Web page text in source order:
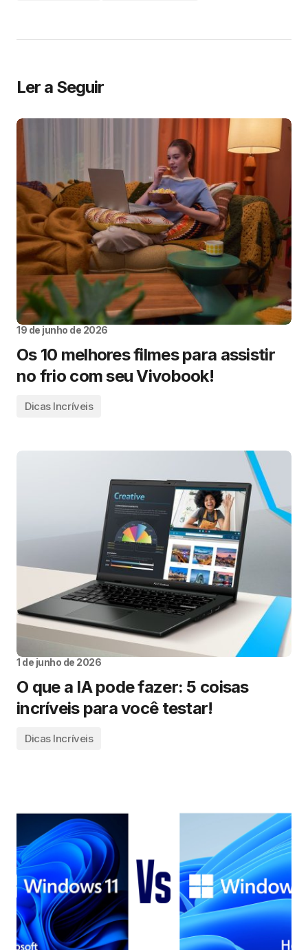
Ler a Seguir
19 de junho de 2026
Os 10 melhores filmes para assistir
no frio com seu Vivobook!
Dicas Incríveis
1 de junho de 2026
O que a IA pode fazer: 5 coisas
incríveis para você testar!
Dicas Incríveis